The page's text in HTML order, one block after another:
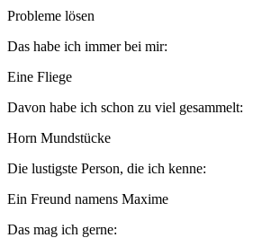
Probleme lösen
Das habe ich immer bei mir:
Eine Fliege
Davon habe ich schon zu viel gesammelt:
Horn Mundstücke
Die lustigste Person, die ich kenne:
Ein Freund namens Maxime
Das mag ich gerne: